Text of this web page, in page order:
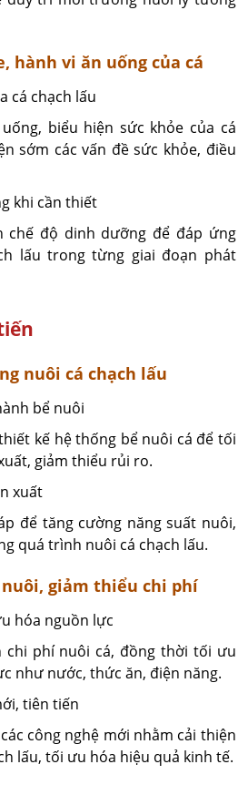
hành vi ăn uống của cá
cá chạch lấu
biểu hiện sức khỏe của cá
sớm các vấn đề sức khỏe, điều
khi cần thiết
chế độ dinh dưỡng để đáp ứng
lấu trong từng giai đoạn phát
nuôi cá chạch lấu
bể nuôi
kế hệ thống bể nuôi cá để tối
giảm thiểu rủi ro.
xuất
để tăng cường năng suất nuôi,
quá trình nuôi cá chạch lấu.
giảm thiểu chi phí
hóa nguồn lực
chi phí nuôi cá, đồng thời tối ưu
như nước, thức ăn, điện năng.
tiên tiến
công nghệ mới nhằm cải thiện
lấu, tối ưu hóa hiệu quả kinh tế.